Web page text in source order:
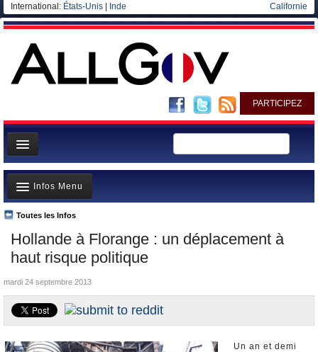
International: États-Unis Inde Californie
PARTICIPEZ
Page d'accueil
Infos
Gouvernement
Ministères/Directions
Blog
Elections européennes
Hollande à Florange : un déplacement à
haut risque politique
Toutes les Infos
Infos Menu
A la Une
Polémiques
Où va l’argent?
La France et le Monde
Nominations et Démissions
Elections européennes
mardi 24 septembre 2013
Un an et demi